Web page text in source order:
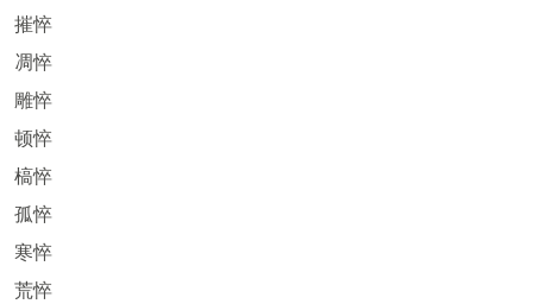
摧悴
凋悴
雕悴
顿悴
槁悴
孤悴
寒悴
荒悴